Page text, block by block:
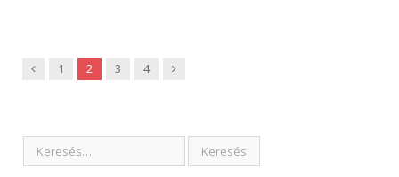
Previous
1 2 3 4 Next